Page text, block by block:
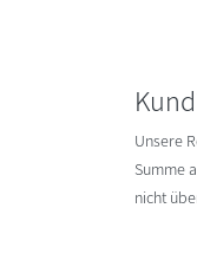
Unsere
Summe
nicht